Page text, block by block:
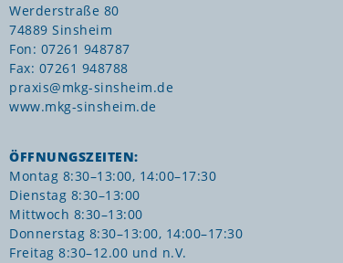
Werderstraße 80
74889 Sinsheim
Fon: 07261 948787
Fax: 07261 948788
praxis@mkg-sinsheim.de
www.mkg-sinsheim.de
ÖFFNUNGSZEITEN:
Montag 8:30–13:00, 14:00–17:30
Dienstag 8:30–13:00
Mittwoch 8:30–13:00
Donnerstag 8:30–13:00, 14:00–17:30
Freitag 8:30–12.00 und n.V.